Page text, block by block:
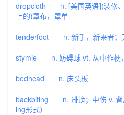
dropcloth n. [美国英语](装修、
上的)罩布，罩单
tenderfoot n. 新手，新来者；
stymie n. 妨碍球 vt. 从中作梗
bedhead n. 床头板
backbiting n. 诽谤；中伤 v. 背
ing形式）